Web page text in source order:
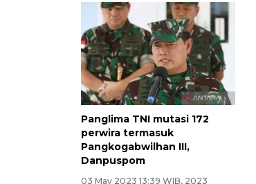
Panglima TNI mutasi 172
perwira termasuk
Pangkogabwilhan III,
Danpuspom
03 May 2023 13:39 WIB, 2023